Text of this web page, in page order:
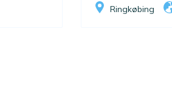
Ringkøbing